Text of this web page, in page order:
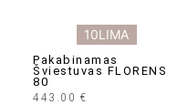
10LIMA
Pakabinamas
Šviestuvas FLORENS
80
443.00 €